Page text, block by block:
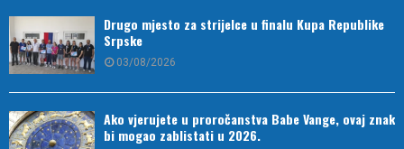
Drugo mjesto za strijelce u finalu Kupa Republike
Srpske
03/08/2026
Ako vjerujete u proročanstva Babe Vange, ovaj znak
bi mogao zablistati u 2026.